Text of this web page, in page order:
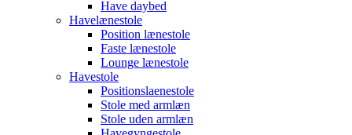
Have daybed
Havelænestole
Position lænestole
Faste lænestole
Lounge lænestole
Havestole
Positionslaenestole
Stole med armlæn
Stole uden armlæn